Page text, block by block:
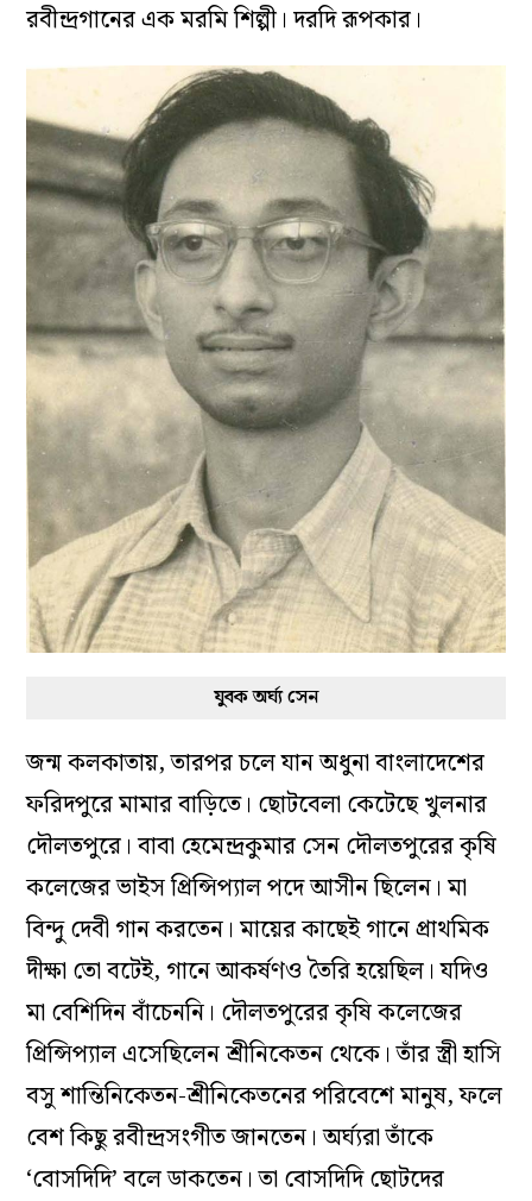
রবীন্দ্রগানের এক মরমি শিল্পী। দরদি রূপকার।
যুবক অর্ঘ্য সেন
জন্ম কলকাতায়, তারপর চলে যান অধুনা বাংলাদেশের
ফরিদপুরে মামার বাড়িতে। ছোটবেলা কেটেছে খুলনার
দৌলতপুরে। বাবা হেমেন্দ্রকুমার সেন দৌলতপুরের কৃষি
কলেজের ভাইস প্রিন্সিপ্যাল পদে আসীন ছিলেন। মা
বিন্দু দেবী গান করতেন। মায়ের কাছেই গানে প্রাথমিক
দীক্ষা তো বটেই, গানে আকর্ষণও তৈরি হয়েছিল। যদিও
মা বেশিদিন বাঁচেননি। দৌলতপুরের কৃষি কলেজের
প্রিন্সিপ্যাল এসেছিলেন শ্রীনিকেতন থেকে। তাঁর স্ত্রী হাসি
বসু শান্তিনিকেতন-শ্রীনিকেতনের পরিবেশে মানুষ, ফলে
বেশ কিছু রবীন্দ্রসংগীত জানতেন। অর্ঘ্যরা তাঁকে
‘বোসদিদি’ বলে ডাকতেন। তা বোসদিদি ছোটদের